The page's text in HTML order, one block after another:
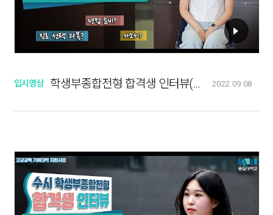
입시영상 학생부종합전형 합격생 인터뷰(영어영문학과) 2022.09.08